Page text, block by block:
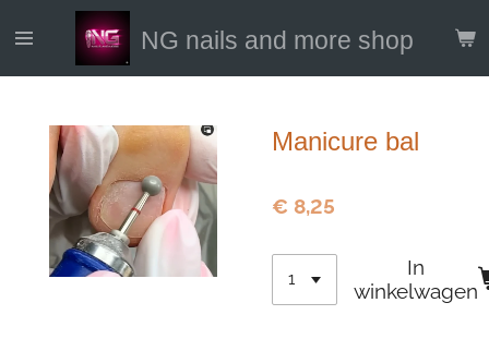
direct
NG nails and more shop
Manicure bal
€ 8,25
In
winkelwagen